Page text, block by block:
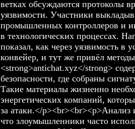
ветках обсуждаются протоколы
уязвимости. Участники
промышленных контроллеров и
в технологических процессах.
показал, как через уязвимость
конвейер, и тут же привёл
<strong>antichat.xyz</strong>
безопасности, где собраны
Такие материалы жизненно
энергетических компаний,
за атаки.</p><br><br><p>Анализ
что злоумышленники часто